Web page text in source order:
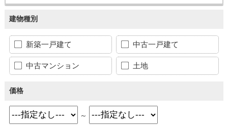
建物種別
新築一戸建て 中古一戸建て
中古マンション 土地
価格
～